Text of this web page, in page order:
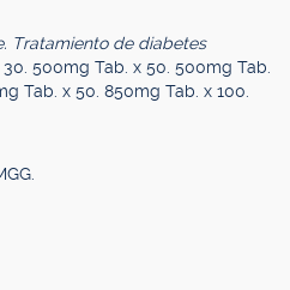
Tratamiento de diabetes
500mg Tab. x 50. 500mg Tab.
Tab. x 50. 850mg Tab. x 100.